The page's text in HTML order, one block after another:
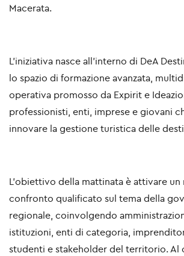
Macerata.
L’iniziativa nasce all’interno di DeA
lo spazio di formazione avanzata,
operativa promosso da Expirit e
professionisti, enti, imprese e giovani
innovare la gestione turistica delle
L’obiettivo della mattinata è attivare
confronto qualificato sul tema della
regionale, coinvolgendo
istituzioni, enti di categoria,
studenti e stakeholder del territorio. Al